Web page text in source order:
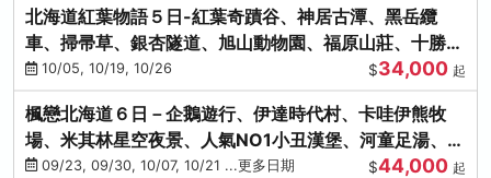
北海道紅葉物語５日-紅葉奇蹟谷、神居古潭、黑岳纜
車、掃帚草、銀杏隧道、旭山動物園、福原山莊、十勝牧
場、冰的美術館
10/05, 10/19, 10/26 $34,000 起
楓戀北海道６日－企鵝遊行、伊達時代村、卡哇伊熊牧
場、米其林星空夜景、人氣NO1小丑漢堡、河童足湯、奇
幻燈遊步道、洞爺花火
09/23, 09/30, 10/07, 10/21 ...更多日期 $44,000 起